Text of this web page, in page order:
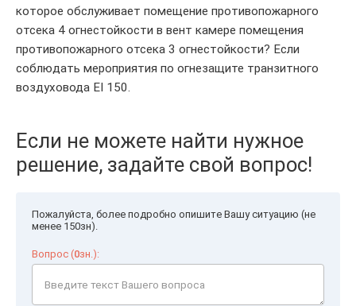
которое обслуживает помещение противопожарного
отсека 4 огнестойкости в вент камере помещения
противопожарного отсека 3 огнестойкости? Если
соблюдать мероприятия по огнезащите транзитного
воздуховода EI 150.
Если не можете найти нужное
решение, задайте свой вопрос!
Пожалуйста, более подробно опишите Вашу ситуацию (не
менее 150зн).
Вопрос (0зн.):